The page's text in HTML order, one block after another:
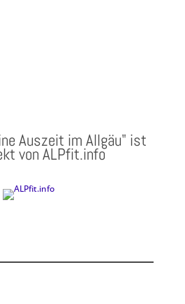
Auszeit im Allgäu" ist
von ALPfit.info